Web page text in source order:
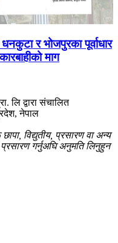
र भोजपुरका पूर्वाधार
माग
लि द्वारा संचालित
नेपाल
विद्युतीय, प्रसारण वा अन्य
गर्नुअघि अनुमति लिनुहुन